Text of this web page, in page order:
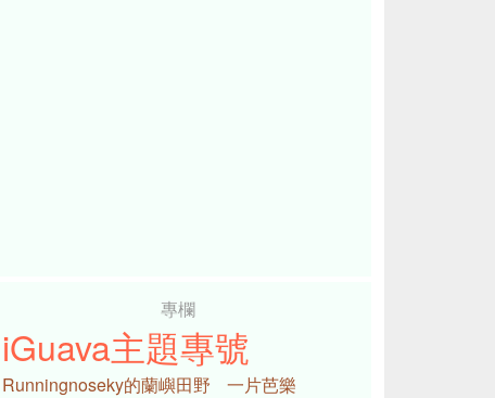
專欄
iGuava主題專號
Runningnoseky的蘭嶼田野 一片芭樂